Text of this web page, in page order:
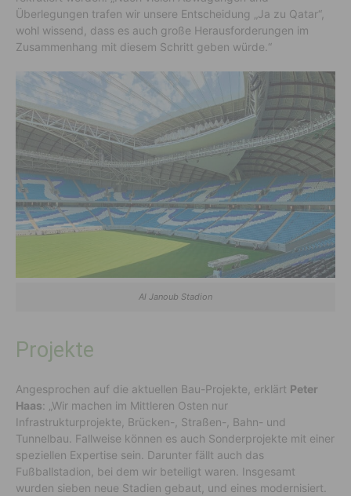
Überlegungen trafen wir unsere Entscheidung „Ja zu Qatar“,
wohl wissend, dass es auch große Herausforderungen im
Zusammenhang mit diesem Schritt geben würde.“
Al Janoub Stadion
Projekte
Angesprochen auf die aktuellen Bau-Projekte, erklärt Peter
Haas: „Wir machen im Mittleren Osten nur
Infrastrukturprojekte, Brücken-, Straßen-, Bahn- und
Tunnelbau. Fallweise können es auch Sonderprojekte mit einer
speziellen Expertise sein. Darunter fällt auch das
Fußballstadion, bei dem wir beteiligt waren. Insgesamt
wurden sieben neue Stadien gebaut, und eines modernisiert.